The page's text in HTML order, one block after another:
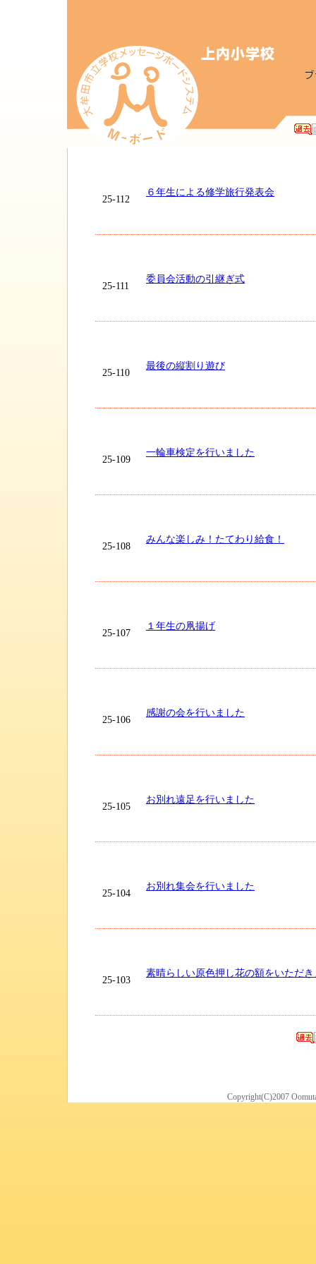
25-112
６年生による修学旅行発表会
25-111
委員会活動の引継ぎ式
25-110
最後の縦割り遊び
25-109
一輪車検定を行いました
25-108
みんな楽しみ！たてわり給食！
25-107
１年生の凧揚げ
25-106
感謝の会を行いました
25-105
お別れ遠足を行いました
25-104
お別れ集会を行いました
25-103
素晴らしい原色押し花の額をいただ
Copyright(C)2007